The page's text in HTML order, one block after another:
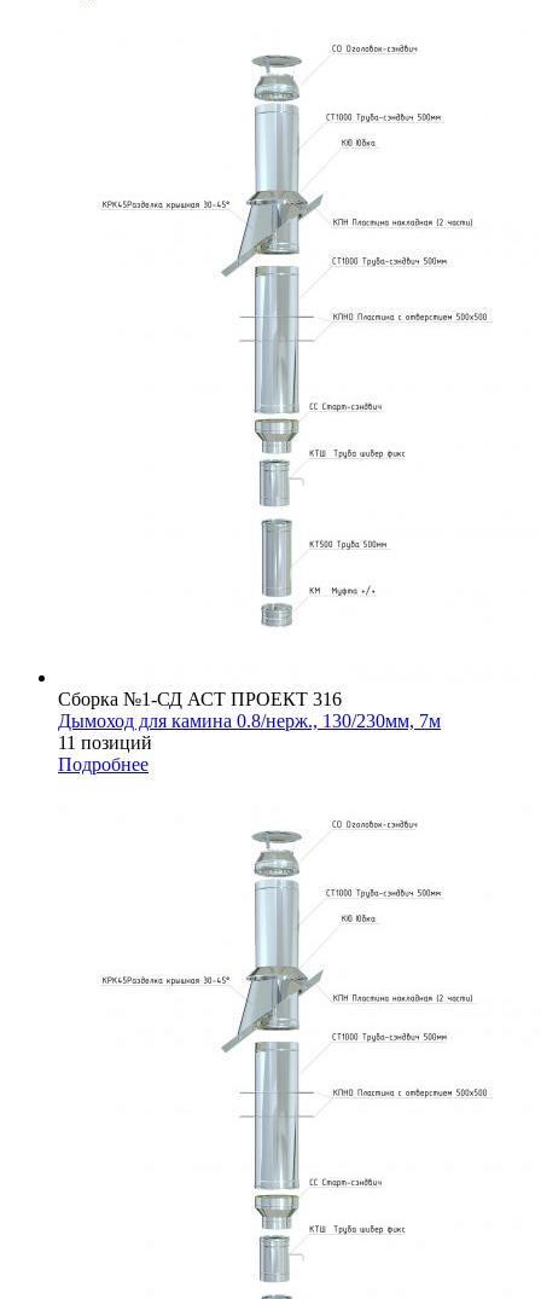
Сборка №1-СД АСТ ПРОЕКТ 316
Дымоход для камина 0.8/нерж., 130/230мм, 7м
11 позиций
Подробнее